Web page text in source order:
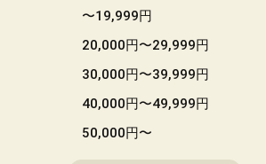
〜19,999円
20,000円〜29,999円
30,000円〜39,999円
40,000円〜49,999円
50,000円〜